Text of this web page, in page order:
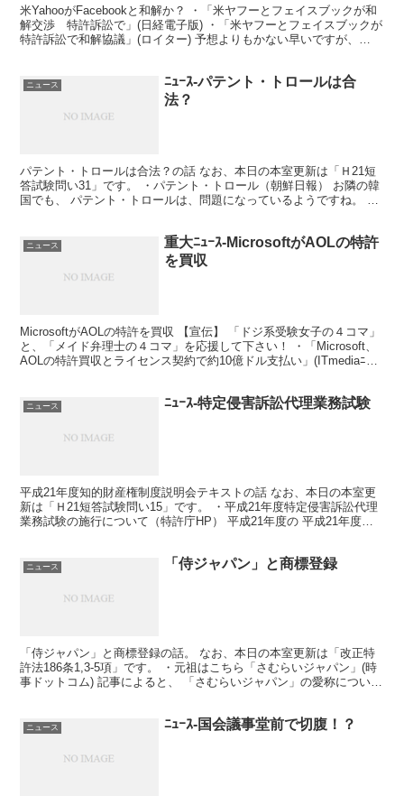
米YahooがFacebookと和解か？ ・「米ヤフーとフェイスブックが和
解交渉 特許訴訟で」(日経電子版) ・「米ヤフーとフェイスブックが
特許訴訟で和解協議」(ロイター) 予想よりもかない早いですが、
ニュース
ﾆｭｰｽ-パテント・トロールは合
法？
パテント・トロールは合法？の話 なお、本日の本室更新は「Ｈ21短
答試験問い31」です。 ・パテント・トロール（朝鮮日報） お隣の韓
国でも、 パテント・トロールは、問題になっているようですね。 さ
ニュース
重大ﾆｭｰｽ-MicrosoftがAOLの特許
を買収
MicrosoftがAOLの特許を買収 【宣伝】 「ドジ系受験女子の４コマ」
と、「メイド弁理士の４コマ」を応援して下さい！ ・「Microsoft、
AOLの特許買収とライセンス契約で約10億ドル支払い」(ITmediaﾆｭｰ
ニュース ﾆｭｰｽ-特定侵害訴訟代理業務試験
平成21年度知的財産権制度説明会テキストの話 なお、本日の本室更
新は「Ｈ21短答試験問い15」です。 ・平成21年度特定侵害訴訟代理
業務試験の施行について（特許庁HP） 平成21年度の 平成21年度特
ニュース 「侍ジャパン」と商標登録
「侍ジャパン」と商標登録の話。 なお、本日の本室更新は「改正特
許法186条1,3-5項」です。 ・元祖はこちら「さむらいジャパン」(時
事ドットコム) 記事によると、 「さむらいジャパン」の愛称につい
ニュース ﾆｭｰｽ-国会議事堂前で切腹！？